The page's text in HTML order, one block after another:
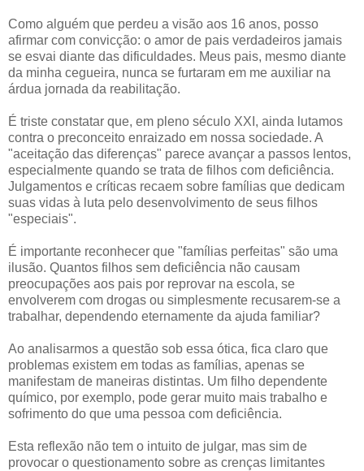
Como alguém que perdeu a visão aos 16 anos, posso
afirmar com convicção: o amor de pais verdadeiros jamais
se esvai diante das dificuldades. Meus pais, mesmo diante
da minha cegueira, nunca se furtaram em me auxiliar na
árdua jornada da reabilitação.
É triste constatar que, em pleno século XXI, ainda lutamos
contra o preconceito enraizado em nossa sociedade. A
"aceitação das diferenças" parece avançar a passos lentos,
especialmente quando se trata de filhos com deficiência.
Julgamentos e críticas recaem sobre famílias que dedicam
suas vidas à luta pelo desenvolvimento de seus filhos
"especiais".
É importante reconhecer que "famílias perfeitas" são uma
ilusão. Quantos filhos sem deficiência não causam
preocupações aos pais por reprovar na escola, se
envolverem com drogas ou simplesmente recusarem-se a
trabalhar, dependendo eternamente da ajuda familiar?
Ao analisarmos a questão sob essa ótica, fica claro que
problemas existem em todas as famílias, apenas se
manifestam de maneiras distintas. Um filho dependente
químico, por exemplo, pode gerar muito mais trabalho e
sofrimento do que uma pessoa com deficiência.
Esta reflexão não tem o intuito de julgar, mas sim de
provocar o questionamento sobre as crenças limitantes